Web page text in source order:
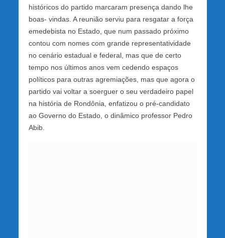
históricos do partido marcaram presença dando lhe
boas- vindas. A reunião serviu para resgatar a força
emedebista no Estado, que num passado próximo
contou com nomes com grande representatividade
no cenário estadual e federal, mas que de certo
tempo nos últimos anos vem cedendo espaços
políticos para outras agremiações, mas que agora o
partido vai voltar a soerguer o seu verdadeiro papel
na história de Rondônia, enfatizou o pré-candidato
ao Governo do Estado, o dinâmico professor Pedro
Abib.